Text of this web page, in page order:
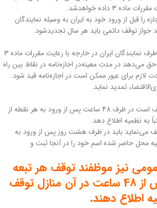
3 داده خواهد‌شد.
قبل از ورود خود به ایران به وسیله نمایندگان
جواز توقف دائمی باید هر سال تجدید‌شود.
اجازه عبور از خاک ایران از طرف نمایندگان ایران در خارجه با رعایت مقررات ماده 3
می‌دهد در مدت معینه‌در اجازه‌نامه در نقاط بین راه
لازم برای عبور ممکن است در اجازه‌نامه قید شود.
تمدید نماید.
هر یک از اتباع خارجه مکلف است در ظرف 48 ساعت پس از ورود به هر نقطه از
به نظمیه اطلاع دهد.
می‌نماید باید در ظرف هشت روز پس از ورود به
محل حاضر شده اسم خود را در آنجا ثبت ‌و
نیز موظفند توقف هر تبعه
خارجی را که بیش از 48 ساعت در آن منازل توقف
اطلاع دهند.